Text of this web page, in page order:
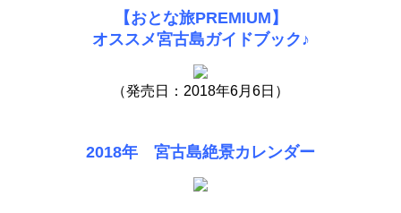
【おとな旅PREMIUM】
オススメ宮古島ガイドブック♪
（発売日：2018年6月6日）
2018年 宮古島絶景カレンダー